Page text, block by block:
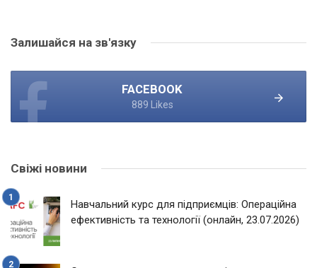
Залишайся на зв'язку
FACEBOOK
889 Likes
Свіжі новини
Навчальний курс для підприємців: Операційна
ефективність та технології (онлайн, 23.07.2026)